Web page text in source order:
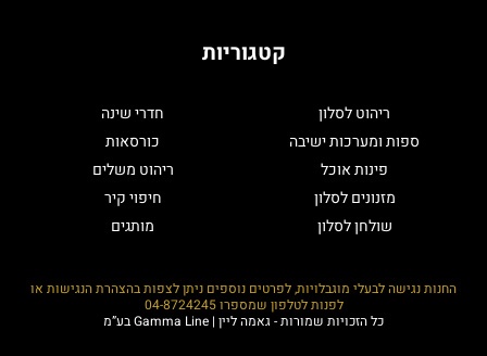
קטגוריות
ריהוט לסלון
ספות ומערכות ישיבה
פינות אוכל
מזנונים לסלון
שולחן לסלון
חדרי שינה
כורסאות
ריהוט משלים
חיפוי קיר
מותגים
החנות נגישה לבעלי מוגבלויות, לפרטים נוספים ניתן לצפות בהצהרת הנגישות או
לפנות לטלפון שמספרו04-8724245
כל הזכויות שמורות - גאמה ליין | Gamma Line בע”מ